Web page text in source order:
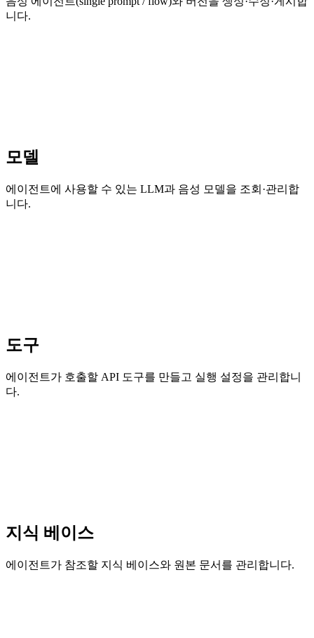
니다.
모델
에이전트에 사용할 수 있는 LLM과 음성 모델을 조회·관리합
니다.
도구
에이전트가 호출할 API 도구를 만들고 실행 설정을 관리합니
다.
지식 베이스
에이전트가 참조할 지식 베이스와 원본 문서를 관리합니다.